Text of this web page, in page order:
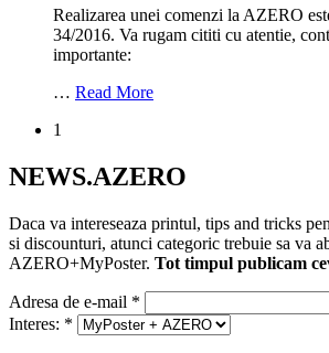
Realizarea unei comenzi la AZERO
34/2016. Va rugam cititi cu atentie,
importante:
… Read More
1
NEWS.AZERO
Daca va intereseaza printul, tips and tricks
si discounturi, atunci categoric trebuie sa va
AZERO+MyPoster. Tot timpul publicam
Adresa de e-mail *
Interes: *